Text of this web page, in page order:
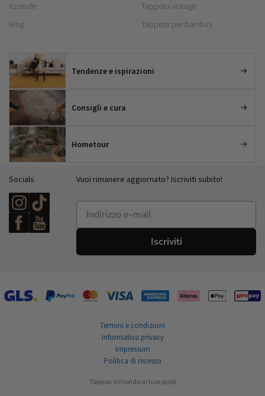
Aziende
Blog
Tappeto vintage
Tappeto per bambini
Tendenze e ispirazioni
Consigli e cura
Hometour
Socials Vuoi rimanere aggiornato? Iscriviti subito!
E-mailadres
Iscriviti
Termini e condizioni
Informativa privacy
Impressum
Politica di recesso
Tapeso: il mondo ai tuoi piedi